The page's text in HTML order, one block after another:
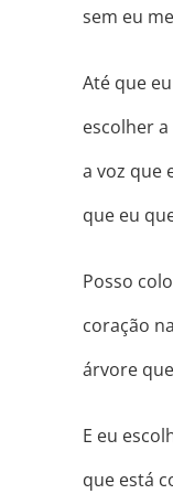
sem eu
Até que
escolher
a voz que
que eu
Posso
coração
árvore
E eu
que está